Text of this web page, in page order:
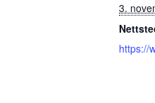
3.
https://